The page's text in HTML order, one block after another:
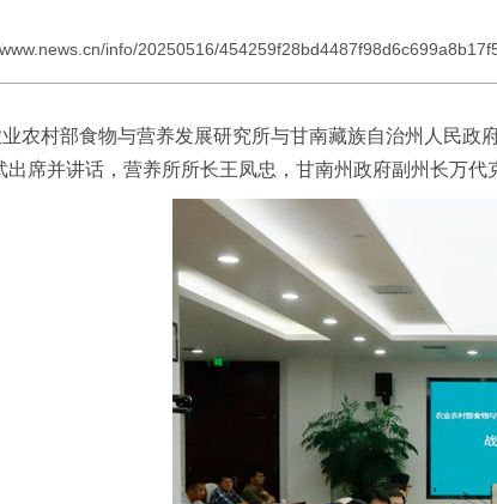
info/20250516/
农村部食物与营养发展研究所与甘南藏族自治州人民
出席并讲话，营养所所长王凤忠，甘南州政府副州长万